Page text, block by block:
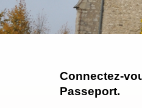
Connectez-
Passeport.